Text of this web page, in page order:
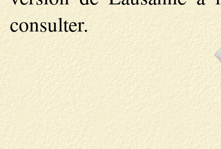
consulter.